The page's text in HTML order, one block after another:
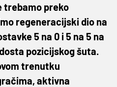
trebamo preko
regeneracijski dio na
5 na 0 i 5 na 5 na
pozicijskog šuta.
trenutku
aktivna